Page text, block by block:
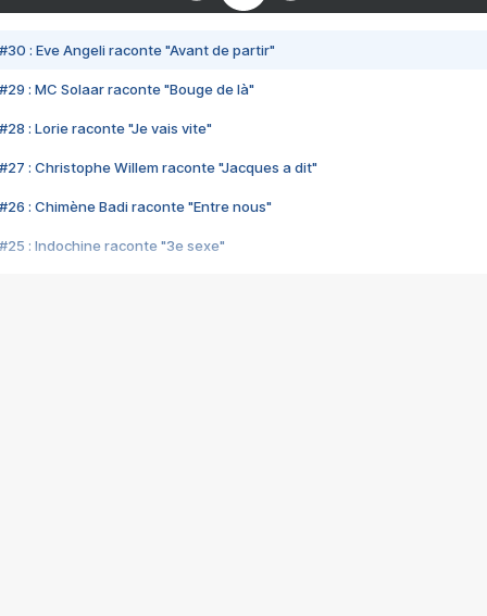
#30 : Eve Angeli raconte "Avant de partir"
#29 : MC Solaar raconte "Bouge de là"
#28 : Lorie raconte "Je vais vite"
#27 : Christophe Willem raconte "Jacques a dit"
#26 : Chimène Badi raconte "Entre nous"
#25 : Indochine raconte "3e sexe"